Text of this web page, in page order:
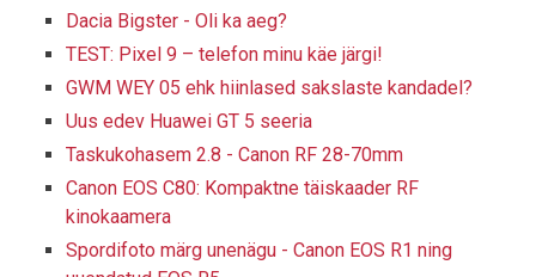
Dacia Bigster - Oli ka aeg?
TEST: Pixel 9 – telefon minu käe järgi!
GWM WEY 05 ehk hiinlased sakslaste kandadel?
Uus edev Huawei GT 5 seeria
Taskukohasem 2.8 - Canon RF 28-70mm
Canon EOS C80: Kompaktne täiskaader RF
kinokaamera
Spordifoto märg unenägu - Canon EOS R1 ning